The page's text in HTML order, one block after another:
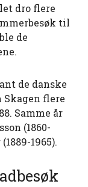
dro flere
til
de
de danske
Skagen flere
Samme år
(1860-
1965).